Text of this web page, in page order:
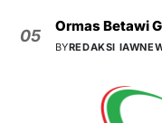
05
Ormas Betawi
BYREDAKSI